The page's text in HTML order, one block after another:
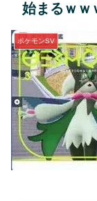
始まるｗｗ
ポケモンSV